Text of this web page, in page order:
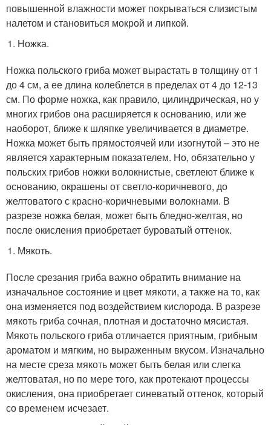
повышенной влажности может покрываться слизистым
налетом и становиться мокрой и липкой.
Ножка.
Ножка польского гриба может вырастать в толщину от 1
до 4 см, а ее длина колеблется в пределах от 4 до 12-13
см. По форме ножка, как правило, цилиндрическая, но у
многих грибов она расширяется к основанию, или же
наоборот, ближе к шляпке увеличивается в диаметре.
Ножка может быть прямостоячей или изогнутой – это не
является характерным показателем. Но, обязательно у
польских грибов ножки волокнистые, светлеют ближе к
основанию, окрашены от светло-коричневого, до
желтоватого с красно-коричневыми волокнами. В
разрезе ножка белая, может быть бледно-желтая, но
после окисления приобретает буроватый оттенок.
Мякоть.
После срезания гриба важно обратить внимание на
изначальное состояние и цвет мякоти, а также на то, как
она изменяется под воздействием кислорода. В разрезе
мякоть гриба сочная, плотная и достаточно мясистая.
Мякоть польского гриба отличается приятным, грибным
ароматом и мягким, но выраженным вкусом. Изначально
на месте среза мякоть может быть белая или слегка
желтоватая, но по мере того, как протекают процессы
окисления, она приобретает синеватый оттенок, который
со временем исчезает.